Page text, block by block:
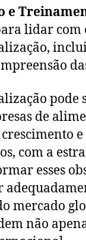
e
lidar com
pode
de
com a
esses
mercado
não